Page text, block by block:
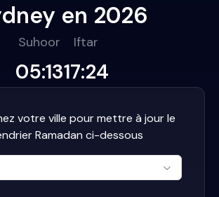
en 2026
Suhoor
05:13
Iftar
17:24
votre ville pour mettre à jour le
Ramadan ci-dessous